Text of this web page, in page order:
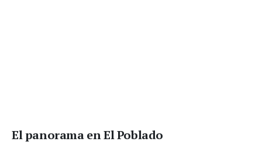
El panorama en El Poblado